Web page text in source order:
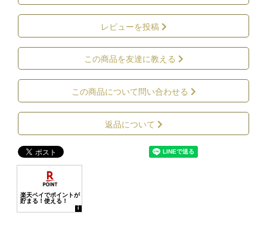
レビューを投稿
この商品を友達に教える
この商品について問い合わせる
返品について